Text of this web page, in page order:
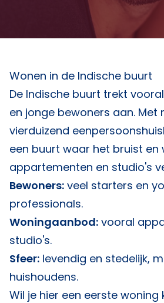
Wonen in de Indische buurt
De Indische buurt trekt
en jonge bewoners aan. Met
vierduizend
een buurt waar het bruist en
appartementen en studio's
Bewoners: veel starters en
professionals.
Woningaanbod: vooral
studio's.
Sfeer: levendig en stedelijk,
huishoudens.
Wil je hier een eerste woning